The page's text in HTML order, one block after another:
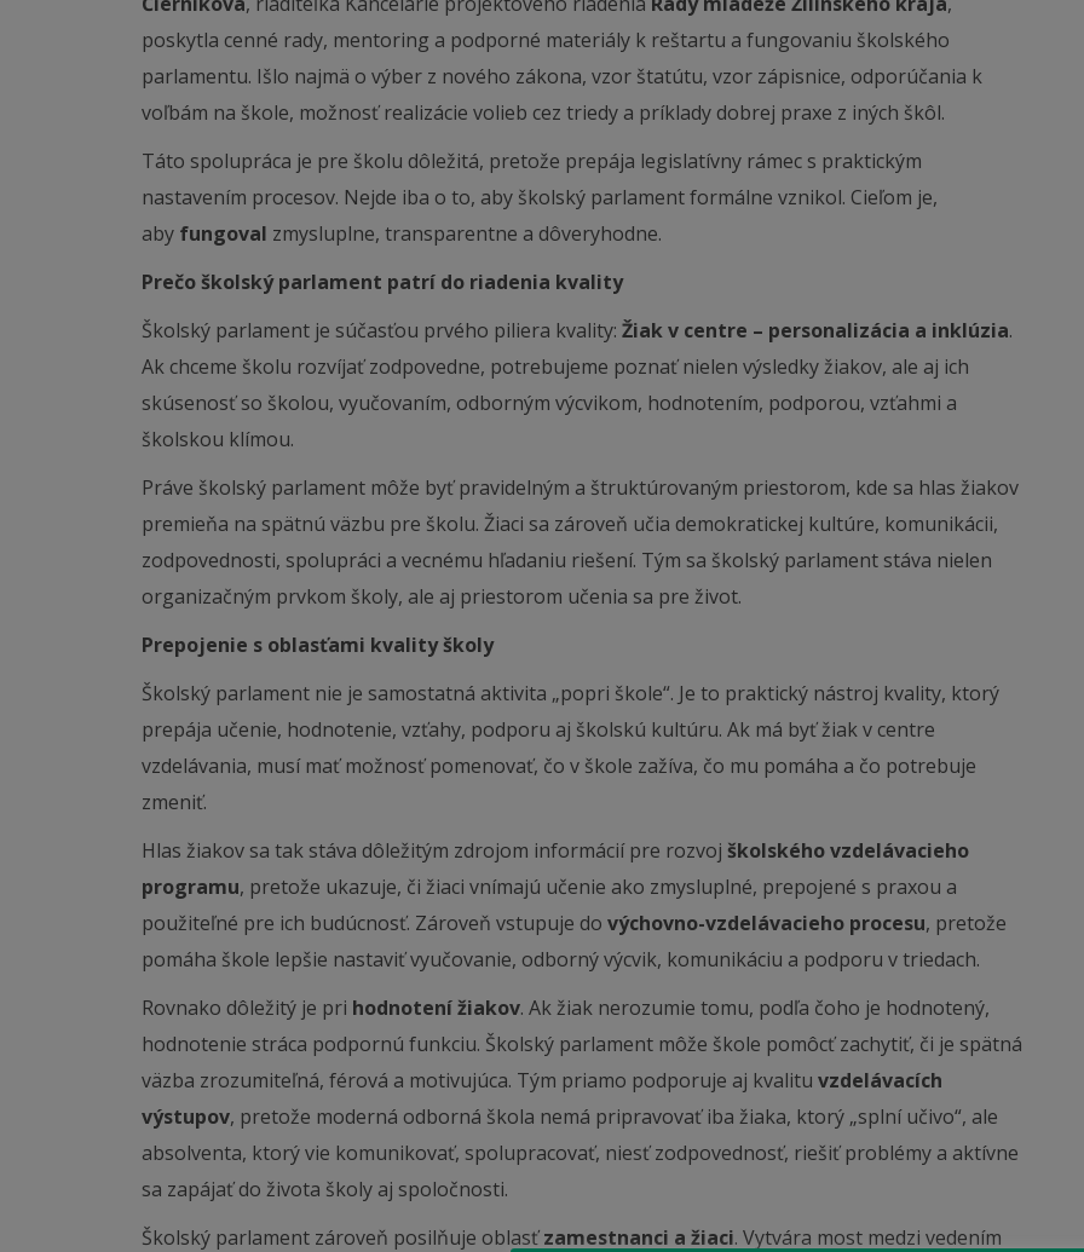
poskytla cenné rady, mentoring a podporné materiály k reštartu a fungovaniu školského
parlamentu. Išlo najmä o výber z nového zákona, vzor štatútu, vzor zápisnice, odporúčania k
voľbám na škole, možnosť realizácie volieb cez triedy a príklady dobrej praxe z iných škôl.
Táto spolupráca je pre školu dôležitá, pretože prepája legislatívny rámec s praktickým
nastavením procesov. Nejde iba o to, aby školský parlament formálne vznikol. Cieľom je,
aby fungoval zmysluplne, transparentne a dôveryhodne.
Prečo školský parlament patrí do riadenia kvality
Školský parlament je súčasťou prvého piliera kvality: Žiak v centre – personalizácia a inklúzia.
Ak chceme školu rozvíjať zodpovedne, potrebujeme poznať nielen výsledky žiakov, ale aj ich
skúsenosť so školou, vyučovaním, odborným výcvikom, hodnotením, podporou, vzťahmi a
školskou klímou.
Práve školský parlament môže byť pravidelným a štruktúrovaným priestorom, kde sa hlas žiakov
premieňa na spätnú väzbu pre školu. Žiaci sa zároveň učia demokratickej kultúre, komunikácii,
zodpovednosti, spolupráci a vecnému hľadaniu riešení. Tým sa školský parlament stáva nielen
organizačným prvkom školy, ale aj priestorom učenia sa pre život.
Prepojenie s oblasťami kvality školy
Školský parlament nie je samostatná aktivita „popri škole“. Je to praktický nástroj kvality, ktorý
prepája učenie, hodnotenie, vzťahy, podporu aj školskú kultúru. Ak má byť žiak v centre
vzdelávania, musí mať možnosť pomenovať, čo v škole zažíva, čo mu pomáha a čo potrebuje
zmeniť.
Hlas žiakov sa tak stáva dôležitým zdrojom informácií pre rozvoj školského vzdelávacieho
programu, pretože ukazuje, či žiaci vnímajú učenie ako zmysluplné, prepojené s praxou a
použiteľné pre ich budúcnosť. Zároveň vstupuje do výchovno-vzdelávacieho procesu, pretože
pomáha škole lepšie nastaviť vyučovanie, odborný výcvik, komunikáciu a podporu v triedach.
Rovnako dôležitý je pri hodnotení žiakov. Ak žiak nerozumie tomu, podľa čoho je hodnotený,
hodnotenie stráca podpornú funkciu. Školský parlament môže škole pomôcť zachytiť, či je spätná
väzba zrozumiteľná, férová a motivujúca. Tým priamo podporuje aj kvalitu vzdelávacích
výstupov, pretože moderná odborná škola nemá pripravovať iba žiaka, ktorý „splní učivo“, ale
absolventa, ktorý vie komunikovať, spolupracovať, niesť zodpovednosť, riešiť problémy a aktívne
sa zapájať do života školy aj spoločnosti.
Školský parlament zároveň posilňuje oblasťzamestnanci a žiaci. Vytvára most medzi vedením